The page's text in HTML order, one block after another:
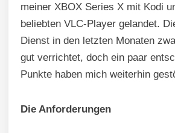
meiner XBOX Series X mit Kodi
beliebten VLC-Player gelandet.
Dienst in den letzten Monaten
gut verrichtet, doch ein paar
Punkte haben mich weiterhin
Die Anforderungen